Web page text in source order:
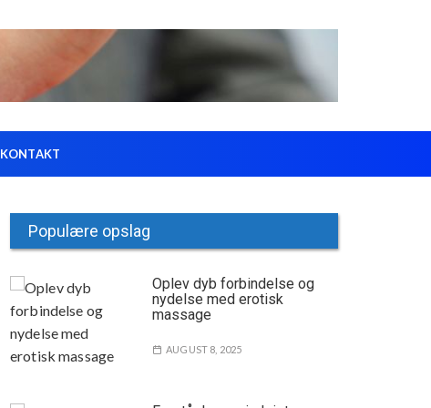
KONTAKT
Populære opslag
Oplev dyb forbindelse og
nydelse med erotisk
massage
AUGUST 8, 2025